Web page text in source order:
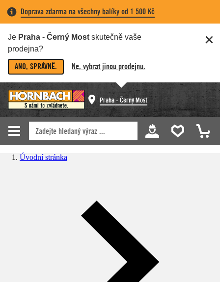
Doprava zdarma na všechny balíky od 1 500 Kč
Je Praha - Černý Most skutečně vaše
prodejna?
ANO, SPRÁVNĚ. Ne, vybrat jinou prodejnu.
Praha - Černý Most
Úvodní stránka